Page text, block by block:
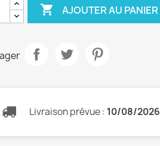
 AJOUTER AU PANIER
Livraison prévue : 10/08/2026